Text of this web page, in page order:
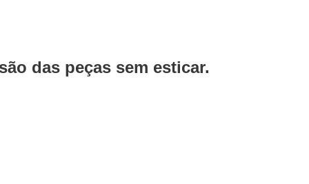
das peças sem esticar.